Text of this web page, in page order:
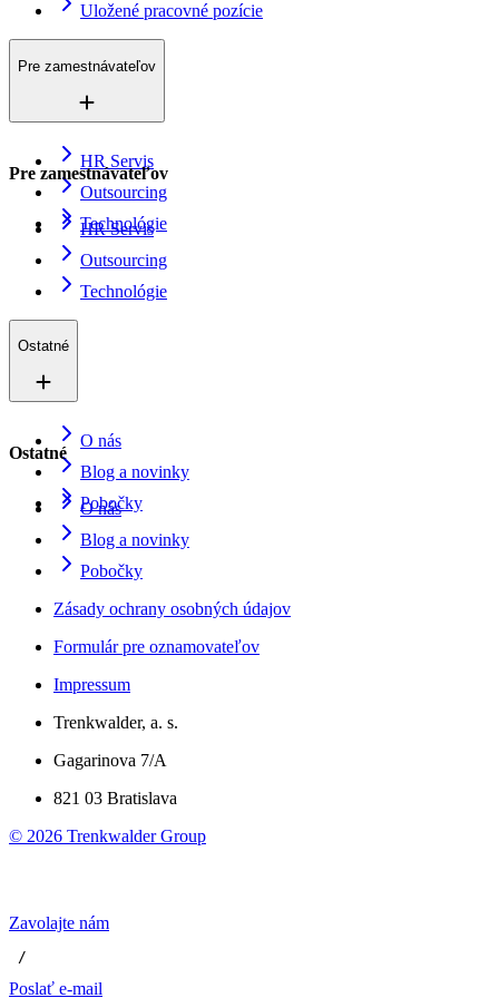
Uložené pracovné pozície
Pre zamestnávateľov
HR Servis
Outsourcing
Technológie
Pre zamestnávateľov
HR Servis
Outsourcing
Technológie
Ostatné
O nás
Blog a novinky
Pobočky
Ostatné
O nás
Blog a novinky
Pobočky
Zásady ochrany osobných údajov
Formulár pre oznamovateľov
Impressum
Trenkwalder, a. s.
Gagarinova 7/A
821 03 Bratislava
© 2026 Trenkwalder Group
Zavolajte nám
/
Poslať e-mail